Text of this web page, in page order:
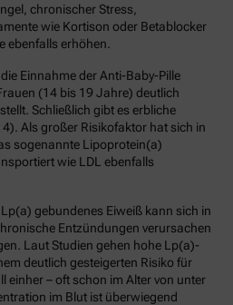
chronischer Stress,
wie Kortison oder Betablocker
ebenfalls erhöhen.
Einnahme der Anti-Baby-Pille
(14 bis 19 Jahre) deutlich
Schließlich gibt es erbliche
Als großer Risikofaktor hat sich in
sogenannte Lipoprotein(a)
wie LDL ebenfalls
gebundenes Eiweiß kann sich in
Entzündungen verursachen
Laut Studien gehen hohe Lp(a)-
deutlich gesteigerten Risiko für
einher – oft schon im Alter von unter
im Blut ist überwiegend